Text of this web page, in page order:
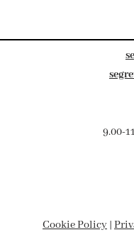
9.00-
Cookie Policy |